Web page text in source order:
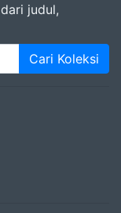
judul,
Cari Koleksi